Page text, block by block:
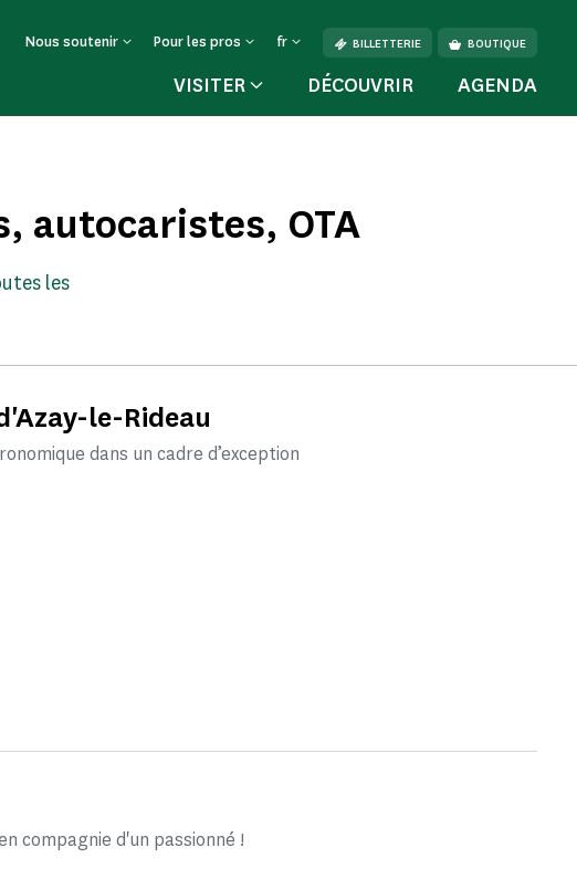
Nous soutenir Pour les pros fr BILLETTERIE BOUTIQUE
VISITER DÉCOUVRIR AGENDA
autocaristes, OTA
les
le-Rideau
dans un cadre d’exception
compagnie d'un passionné !